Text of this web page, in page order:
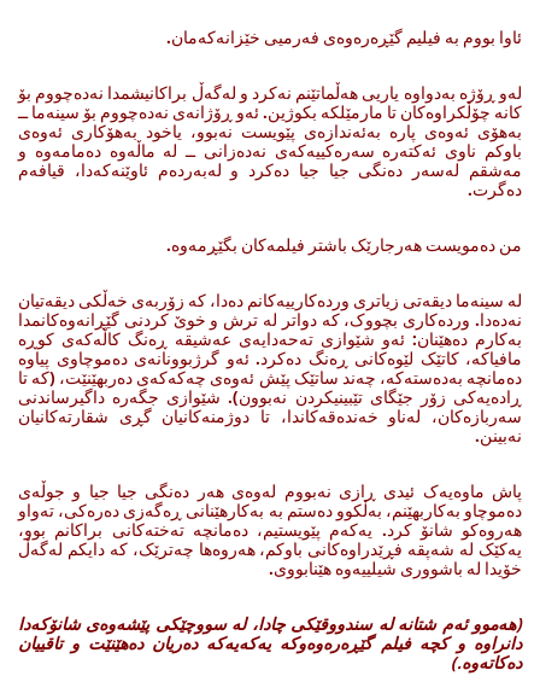
ئاوا بووم به‌ فیلیم گێڕه‌ره‌وه‌ی فه‌رمیی خێزانه‌که‌مان.
له‌و ڕۆژه به‌دواوه‌ یاریی هه‌ڵماتێنم نه‌کرد و له‌گه‌ڵ براکانیشمدا نه‌ده‌چووم بۆ
کانه‌ چۆڵکراوه‌کان تا مارمێلکه‌ بکوژین. ئه‌و ڕۆژانه‌ی نه‌ده‌چووم بۆ سینه‌ما ــ
به‌هۆی ئه‌وه‌ی پاره‌ به‌ئه‌ندازه‌ی پێویست نه‌بوو، یاخود به‌هۆکاری ئه‌وه‌ی
باوکم ناوی ئه‌کته‌ره‌ سه‌ره‌کییه‌که‌ی نه‌ده‌زانی ــ له‌ ماڵه‌وه‌ ده‌مامه‌وه‌ و
مه‌شقم له‌سه‌ر ده‌نگی جیا جیا ده‌کرد و له‌به‌رده‌م ئاوێنه‌که‌دا، قیافه‌م
ده‌گرت.
من ده‌مویست هه‌رجارێک باشتر فیلمه‌کان بگێڕمه‌وه‌.
له‌ سینه‌ما دیقه‌تی زیاتری ورده‌کارییه‌کانم ده‌دا، که‌ زۆربه‌ی خه‌ڵکی دیقه‌تیان
نه‌ده‌دا. ورده‌کاری بچووک، که‌ دواتر له‌ ترش ‌و خوێ کردنی گێڕانه‌وه‌کانمدا
به‌کارم ده‌هێنان: ئه‌و شێوازی ته‌حه‌دایه‌ی عه‌شیقه‌ ڕه‌نگ کاڵه‌که‌ی کوڕه‌
مافیاکه‌، کاتێک لێوه‌کانی ڕه‌نگ ده‌کرد. ئه‌و گرژبوونانه‌ی ده‌موچاوی پیاوه‌
ده‌مانچه‌ به‌ده‌سته‌که‌، چه‌ند ساتێک پێش ئه‌وه‌ی چه‌که‌که‌ی ده‌ربهێنێت، (که‌ تا
ڕاده‌یه‌کی زۆر جێگای تێبینیکردن نه‌بوون). شێوازی جگه‌ره‌ داگیرساندنی
سه‌ربازه‌کان، له‌ناو خه‌نده‌قه‌کاندا، تا دوژمنه‌کانیان گڕی شقارته‌کانیان
نه‌بینن.
پاش ماوه‌یه‌ک ئیدی ڕازی نه‌بووم له‌وه‌ی هه‌ر ده‌نگی جیا جیا و جوڵه‌ی
ده‌موچاو به‌کاربهێنم، به‌ڵکوو ده‌ستم به‌ به‌کارهێنانی ڕه‌گه‌زی ده‌ره‌کی، ته‌واو
هه‌روه‌کو‌ شانۆ کرد. یه‌که‌م پێویستیم، ده‌مانچه‌ ته‌خته‌کانی براکانم بوو،
یه‌کێک له‌ شه‌پقه فڕێدراوه‌کانی باوکم، هه‌روه‌ها چه‌ترێک، که‌ دایکم له‌گه‌ڵ
خۆیدا له‌ باشووری شیلییه‌وه‌ هێنابووی.
(هەموو ئەم شتانە لە سندووقێکی چادا، لە سووچێکی پێشەوەی شانۆکەدا
دانراوە و کچە فیلم گێڕەرەوەوکە یەکەیەکە دەریان دەهێنێت و تاقییان
دەکاتەوە.)